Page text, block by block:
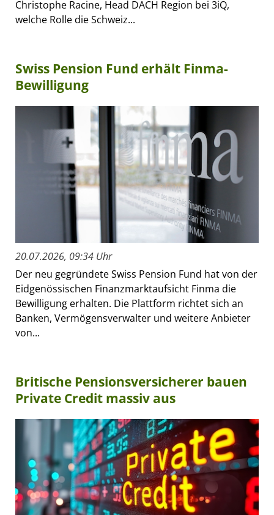
Christophe Racine, Head DACH Region bei 3iQ,
welche Rolle die Schweiz...
Swiss Pension Fund erhält Finma-
Bewilligung
20.07.2026, 09:34 Uhr
Der neu gegründete Swiss Pension Fund hat von der
Eidgenössischen Finanzmarktaufsicht Finma die
Bewilligung erhalten. Die Plattform richtet sich an
Banken, Vermögensverwalter und weitere Anbieter
von...
Britische Pensionsversicherer bauen
Private Credit massiv aus